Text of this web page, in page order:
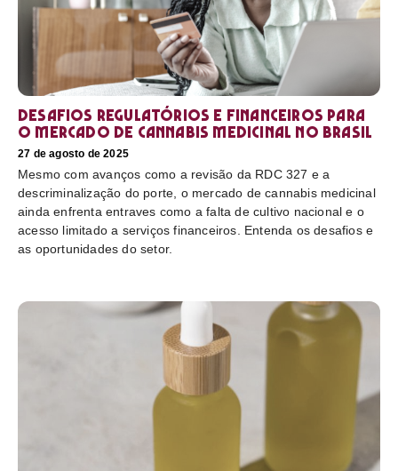
Desafios regulatórios e financeiros para
o mercado de cannabis medicinal no Brasil
27 de agosto de 2025
Mesmo com avanços como a revisão da RDC 327 e a
descriminalização do porte, o mercado de cannabis medicinal
ainda enfrenta entraves como a falta de cultivo nacional e o
acesso limitado a serviços financeiros. Entenda os desafios e
as oportunidades do setor.